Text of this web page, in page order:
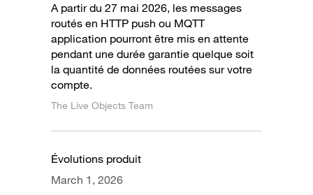
A partir du 27 mai 2026, les messages
routés en HTTP push ou MQTT
application pourront être mis en attente
pendant une durée garantie quelque soit
la quantité de données routées sur votre
compte.
The Live Objects Team
Évolutions produit
March 1, 2026